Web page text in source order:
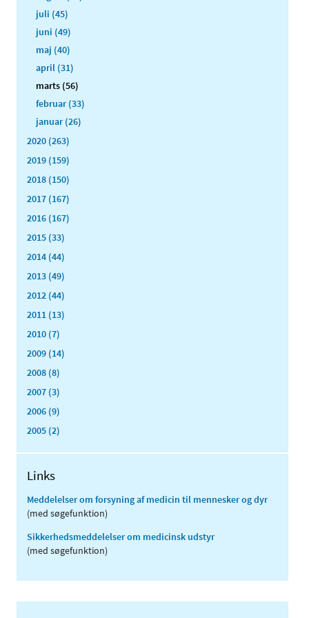
juli (45)
juni (49)
maj (40)
april (31)
marts (56)
februar (33)
januar (26)
2020 (263)
2019 (159)
2018 (150)
2017 (167)
2016 (167)
2015 (33)
2014 (44)
2013 (49)
2012 (44)
2011 (13)
2010 (7)
2009 (14)
2008 (8)
2007 (3)
2006 (9)
2005 (2)
Links
Meddelelser om forsyning af medicin til mennesker og dyr
(med søgefunktion)
Sikkerhedsmeddelelser om medicinsk udstyr
(med søgefunktion)